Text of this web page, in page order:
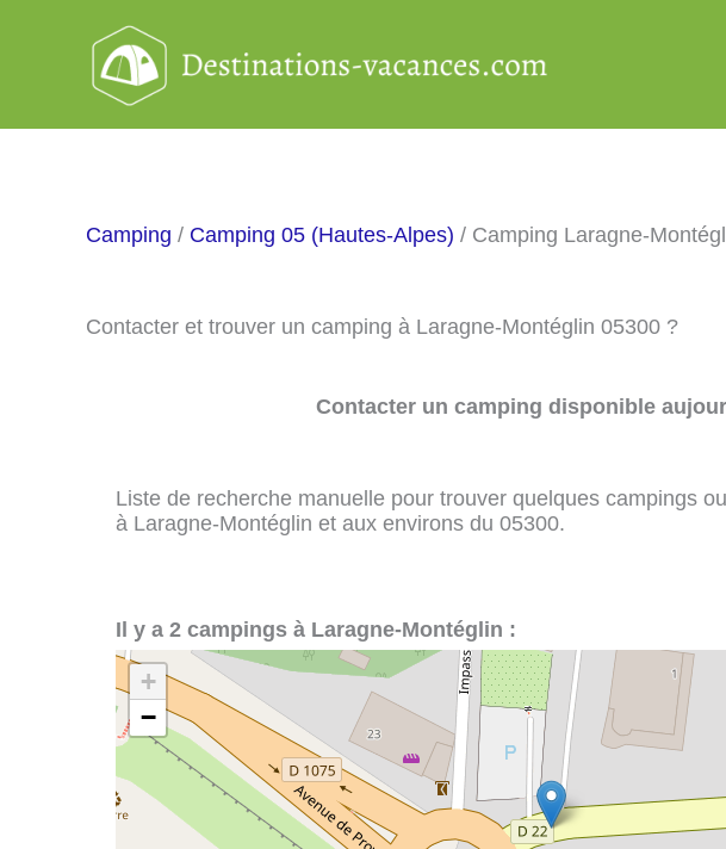
Camping / Camping 05 (Hautes-Alpes) / Camping Laragne-
Contacter et trouver un camping à Laragne-Montéglin 05300 ?
Contacter un camping disponible
Liste de recherche manuelle pour trouver quelques campings
à Laragne-Montéglin et aux environs du 05300.
Il y a 2 campings à Laragne-Montéglin :
+
−